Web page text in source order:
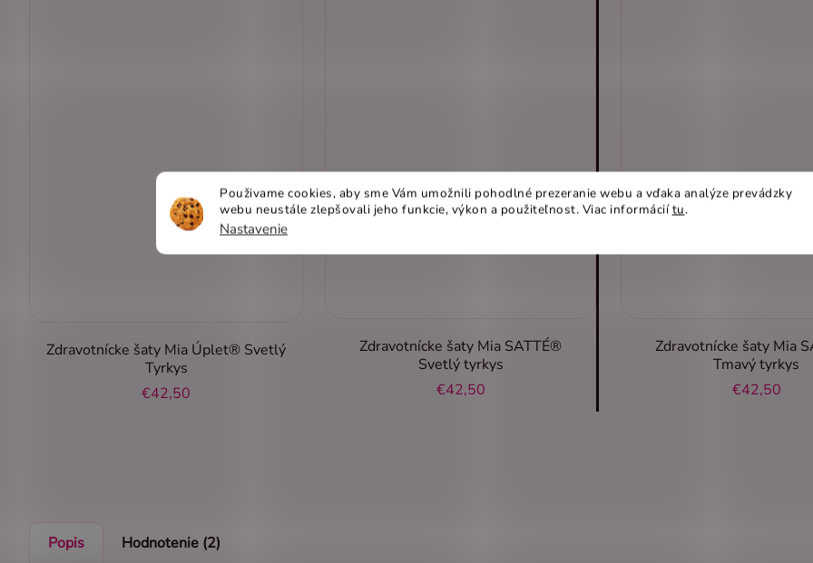
Použivame cookies, aby sme Vám umožnili pohodlné prezeranie webu a vďaka analýze prevádzky
webu neustále zlepšovali jeho funkcie, výkon a použiteľnost. Viac informáciítu.
Nastavenie
Zdravotnícke šaty Mia Úplet® Svetlý
Tyrkys
€42,50
Zdravotnícke šaty Mia SATTÉ®
Svetlý tyrkys
€42,50
Zdravotnícke šaty Mia
Tmavý tyrkys
€42,50
Popis Hodnotenie (2)